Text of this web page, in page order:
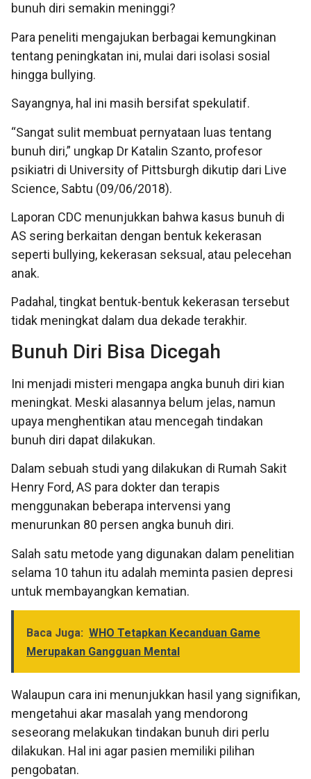
bunuh diri semakin meninggi?
Para peneliti mengajukan berbagai kemungkinan
tentang peningkatan ini, mulai dari isolasi sosial
hingga bullying.
Sayangnya, hal ini masih bersifat spekulatif.
“Sangat sulit membuat pernyataan luas tentang
bunuh diri,” ungkap Dr Katalin Szanto, profesor
psikiatri di University of Pittsburgh dikutip dari Live
Science, Sabtu (09/06/2018).
Laporan CDC menunjukkan bahwa kasus bunuh di
AS sering berkaitan dengan bentuk kekerasan
seperti bullying, kekerasan seksual, atau pelecehan
anak.
Padahal, tingkat bentuk-bentuk kekerasan tersebut
tidak meningkat dalam dua dekade terakhir.
Bunuh Diri Bisa Dicegah
Ini menjadi misteri mengapa angka bunuh diri kian
meningkat. Meski alasannya belum jelas, namun
upaya menghentikan atau mencegah tindakan
bunuh diri dapat dilakukan.
Dalam sebuah studi yang dilakukan di Rumah Sakit
Henry Ford, AS para dokter dan terapis
menggunakan beberapa intervensi yang
menurunkan 80 persen angka bunuh diri.
Salah satu metode yang digunakan dalam penelitian
selama 10 tahun itu adalah meminta pasien depresi
untuk membayangkan kematian.
Baca Juga: WHO Tetapkan Kecanduan Game
Merupakan Gangguan Mental
Walaupun cara ini menunjukkan hasil yang signifikan,
mengetahui akar masalah yang mendorong
seseorang melakukan tindakan bunuh diri perlu
dilakukan. Hal ini agar pasien memiliki pilihan
pengobatan.